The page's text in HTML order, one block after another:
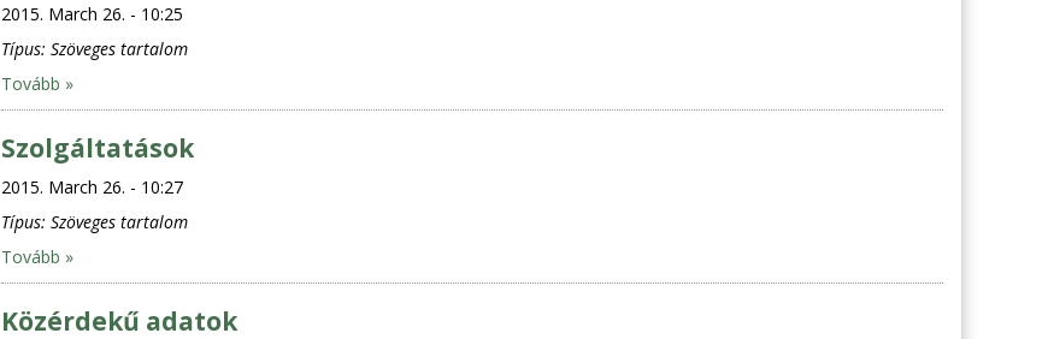
2015. March 26. - 10:25
Típus: Szöveges tartalom
Tovább »
Szolgáltatások
2015. March 26. - 10:27
Típus: Szöveges tartalom
Tovább »
Közérdekű adatok